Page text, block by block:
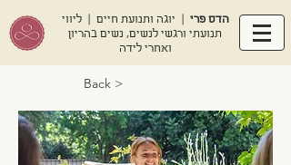
הדס פרי | יוגה ותנועת חיים | ליווי
תנועתי ורגשי לנשים, נשים בהריון
ואחרי לידה
< Back